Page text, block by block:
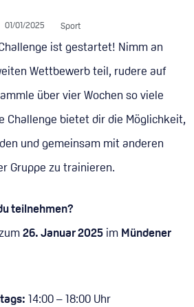
01/01/2025 Sport
ist gestartet! Nimm an
Wettbewerb teil, rudere auf
über vier Wochen so viele
Challenge bietet dir die Möglichkeit,
und gemeinsam mit anderen
Gruppe zu trainieren.
teilnehmen?
26. Januar 2025 im Mündener
14:00 – 18:00 Uhr